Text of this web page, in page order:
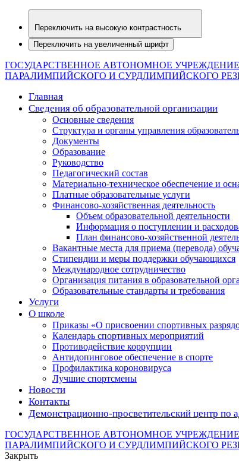
Переключить на высокую контрастность
Переключить на увеличенный шрифт
ГОСУДАРСТВЕННОЕ АВТОНОМНОЕ
ПАРАЛИМПИЙСКОГО И СУРДЛИМПИЙСКОГО
Главная
Сведения об образовательной организации
Основные сведения
Структура и органы управления
Документы
Образование
Руководство
Педагогический состав
Материально-техническое обеспечение и
Платные образовательные услуги
Финансово-хозяйственная деятельность
Объем образовательной деятельности
Информация о поступлении и
План финансово-хозяйственной
Вакантные места для приема (перевода)
Стипендии и меры поддержки обучающихся
Международное сотрудничество
Организация питания в образовательной
Образовательные стандарты и требования
Услуги
О школе
Приказы «О присвоении спортивных
Календарь спортивных мероприятий
Противодействие коррупции
Антидопинговое обеспечение в спорте
Профилактика короновируса
Лучшие спортсмены
Новости
Контакты
Демонстрационно-просветительский центр по
ГОСУДАРСТВЕННОЕ АВТОНОМНОЕ
ПАРАЛИМПИЙСКОГО И СУРДЛИМПИЙСКОГО
Закрыть